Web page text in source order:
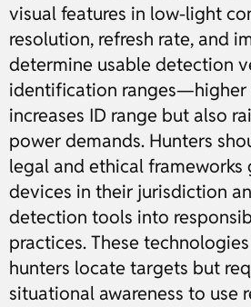
visual features in low-light
resolution, refresh rate, and
determine usable detection
identification ranges—higher
increases ID range but also
power demands. Hunters
legal and ethical
devices in their jurisdiction
detection tools into
practices. These
hunters locate targets but
situational awareness to use